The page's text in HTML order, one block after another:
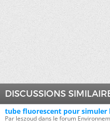
DISCUSSIONS
tube fluorescent pour simuler
Par leszoud dans le forum